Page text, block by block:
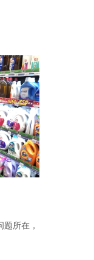
所在，